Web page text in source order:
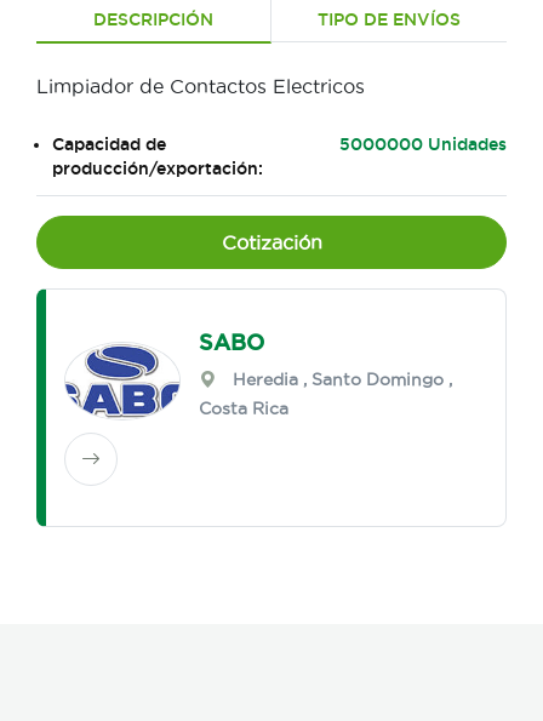
DESCRIPCIÓN TIPO DE ENVÍOS
Limpiador de Contactos Electricos
Capacidad de
producción/exportación:
5000000 Unidades
Cotización
SABO
Heredia , Santo Domingo ,
Costa Rica